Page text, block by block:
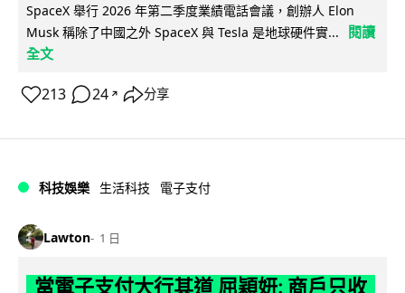
SpaceX 舉行 2026 年第二季度業績電話會議，創辦人 Elon
Musk 稱除了中國之外 SpaceX 與 Tesla 是地球硬件實...
閱讀
全文
213 24 ↗ 分享
科技娛樂 生活科技 電子支付
Lawton 1 日
當電子支付大行其道 屈穎妍: 商戶只收